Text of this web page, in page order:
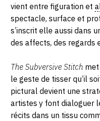
vient entre figuration et
spectacle, surface et
s’inscrit elle aussi dans
des affects, des regards
The Subversive Stitch
le geste de tisser qu’il
pictural devient une
artistes y font dialoguer
récits dans un tissu